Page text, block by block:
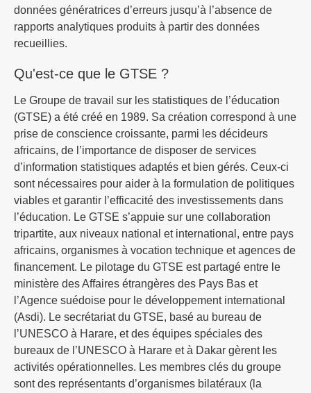
données génératrices d’erreurs jusqu’à l’absence de
rapports analytiques produits à partir des données
recueillies.
Qu'est-ce que le GTSE ?
Le Groupe de travail sur les statistiques de l’éducation
(GTSE) a été créé en 1989. Sa création correspond à une
prise de conscience croissante, parmi les décideurs
africains, de l’importance de disposer de services
d’information statistiques adaptés et bien gérés. Ceux-ci
sont nécessaires pour aider à la formulation de politiques
viables et garantir l’efficacité des investissements dans
l’éducation. Le GTSE s’appuie sur une collaboration
tripartite, aux niveaux national et international, entre pays
africains, organismes à vocation technique et agences de
financement. Le pilotage du GTSE est partagé entre le
ministère des Affaires étrangères des Pays Bas et
l’Agence suédoise pour le développement international
(Asdi). Le secrétariat du GTSE, basé au bureau de
l’UNESCO à Harare, et des équipes spéciales des
bureaux de l’UNESCO à Harare et à Dakar gèrent les
activités opérationnelles. Les membres clés du groupe
sont des représentants d’organismes bilatéraux (la